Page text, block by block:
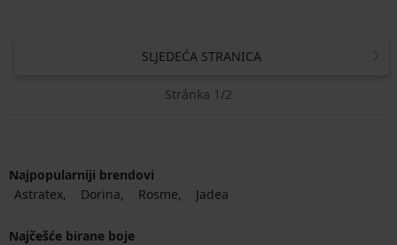
SLJEDEĆA STRANICA
Stránka 1/2
Najpopularniji brendovi
Astratex
Dorina Rosme Jadea
Najčešće birane boje